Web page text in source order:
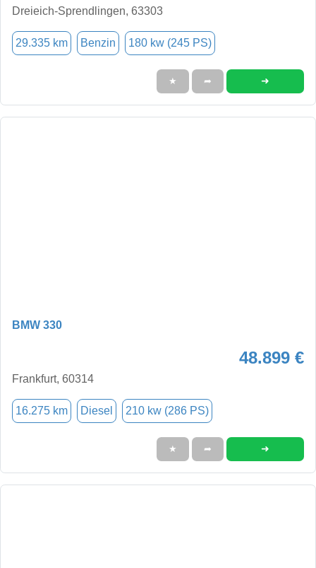
Dreieich-Sprendlingen, 63303
29.335 km Benzin 180 kw (245 PS)
★ ➦ ➜
BMW 330
48.899 €
Frankfurt, 60314
16.275 km Diesel 210 kw (286 PS)
★ ➦ ➜